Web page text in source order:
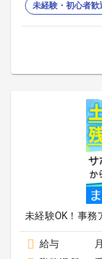
未経験・初心者歓
未経験OK！事務
給与